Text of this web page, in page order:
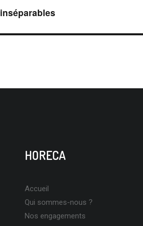
HORECA
Accueil
Qui sommes-nous ?
Nos engagements